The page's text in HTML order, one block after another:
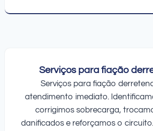
Serviços para fiação
Serviços para fiação
atendimento imediato.
corrigimos sobrecarga,
danificados e reforçamos o